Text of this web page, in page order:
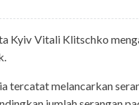
Kyiv Vitali Klitschko
tercatat melancarkan